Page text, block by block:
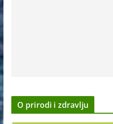
O prirodi i zdravlju